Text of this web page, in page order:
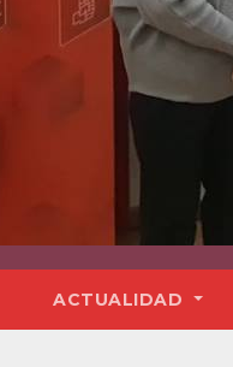
ACTUALIDAD